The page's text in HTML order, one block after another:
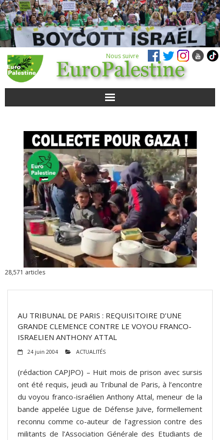
Nous suivre
POUR AGIR
AGENDA
VIDÉOS
QUI SOMMES-NOUS ?
ADHÉSIONS, DONS, CONTACT
28,571 articles
AU TRIBUNAL DE PARIS : REQUISITOIRE D’UNE
GRANDE CLEMENCE CONTRE LE VOYOU FRANCO-
ISRAELIEN ANTHONY ATTAL
24 juin 2004 ACTUALITÉS
(rédaction CAPJPO) – Huit mois de prison avec sursis
ont été requis, jeudi au Tribunal de Paris, à l’encontre
du voyou franco-israélien Anthony Attal, meneur de la
bande appelée Ligue de Défense Juive, formellement
reconnu comme co-auteur de l’agression contre des
militants de l’Association Générale des Etudiants de